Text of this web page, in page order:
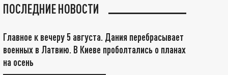
ПОСЛЕДНИЕ НОВОСТИ
Главное к вечеру 5 августа. Дания перебрасывает
военных в Латвию. В Киеве проболтались о планах
на осень